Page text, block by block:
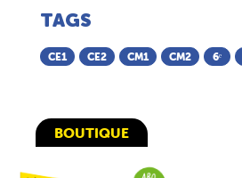
TAGS
CE1 CE2 CM1 CM2 6ᵉ
BOUTIQUE